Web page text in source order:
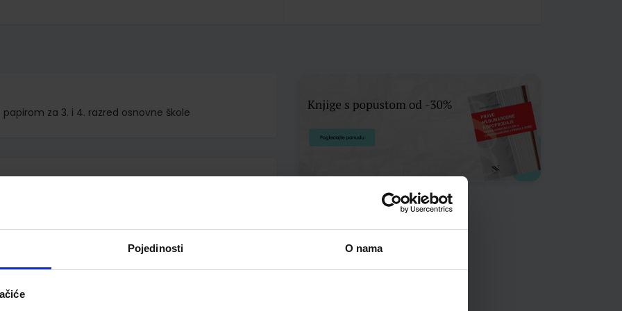
Pojedinosti O nama
papirom za 3. i 4. razred osnovne škole